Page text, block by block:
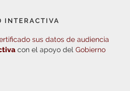
INTERACTIVA
sus datos de audiencia
con el apoyo del Gobierno